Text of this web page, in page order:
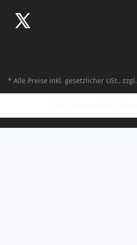
* Alle Preise inkl. gesetzlicher USt., zzgl.